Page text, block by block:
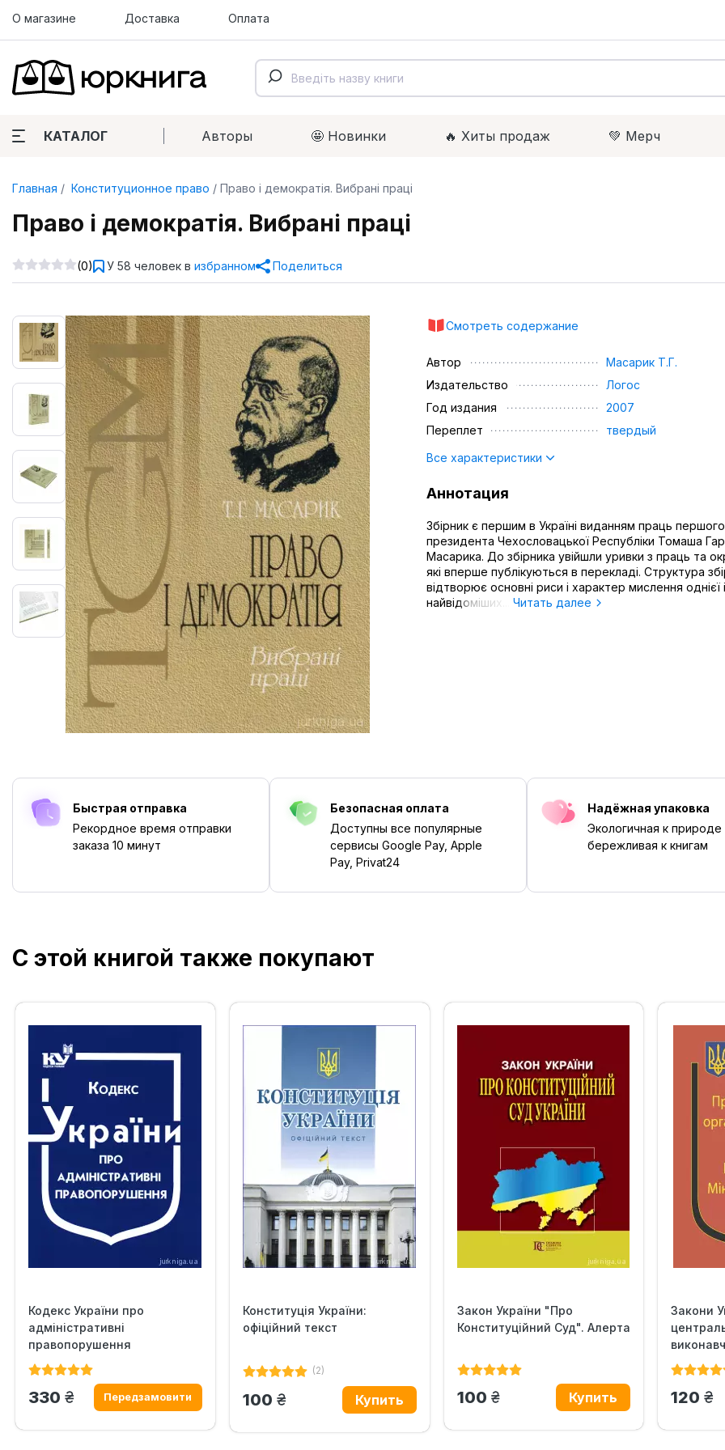
О магазине Доставка Оплата
КАТАЛОГ Авторы 🤩 Новинки 🔥 Xиты продаж 💚 Мерч
Главная Конституционное право Право і демократія. Вибрані праці
Право і демократія. Вибрані праці
(0) У 58 человек в избранном Поделиться
Смотреть содержание
Автор
Масарик Т.Г.
Издательство
Логос
Год издания
2007
Переплет
твердый
Все характеристики
Аннотация
Збірник є першим в Україні виданням праць першого
президента Чехословацької Республіки Томаша
Масарика. До збірника увійшли уривки з праць та
які вперше публікуються в перекладі. Структура
відтворює основні риси і характер мислення однієї
найвідоміших... Читать далее
Быстрая отправка
Рекордное время отправки
заказа 10 минут
Безопасная оплата
Доступны все популярные
сервисы Google Pay, Apple
Pay, Privat24
Надёжная упаковка
Экологичная к природе
бережливая к книгам
С этой книгой также покупают
Кодекс України про
адміністративні
правопорушення
330 грн.
Конституція України:
офіційний текст
(2)
100 грн.
Закон України "Про
Конституційний Суд". Алерта
100 грн.
Закони
120